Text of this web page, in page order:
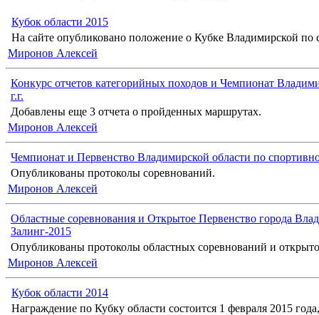
Кубок области 2015
На сайте опубликовано положение о Кубке Владимирской по
Миронов Алексей
Конкурс отчетов категорийных походов и Чемпионат
г.г.
Добавлены еще 3 отчета о пройденных маршрутах.
Миронов Алексей
Чемпионат и Первенство Владимирской области по
Опубликованы протоколы соревнований.
Миронов Алексей
Областные соревнования и Открытое Первенство города
Залинг-2015
Опубликованы протоколы областных соревнований и
Миронов Алексей
Кубок области 2014
Награждение по Кубку области состоится 1 февраля 2015